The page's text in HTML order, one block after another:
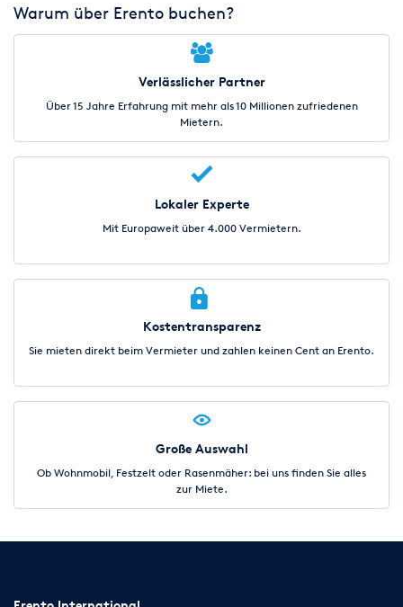
Warum über Erento buchen?
Verlässlicher Partner
Über 15 Jahre Erfahrung mit mehr als 10 Millionen zufriedenen
Mietern.
Lokaler Experte
Mit Europaweit über 4.000 Vermietern.
Kostentransparenz
Sie mieten direkt beim Vermieter und zahlen keinen Cent an Erento.
Große Auswahl
Ob Wohnmobil, Festzelt oder Rasenmäher: bei uns finden Sie alles
zur Miete.